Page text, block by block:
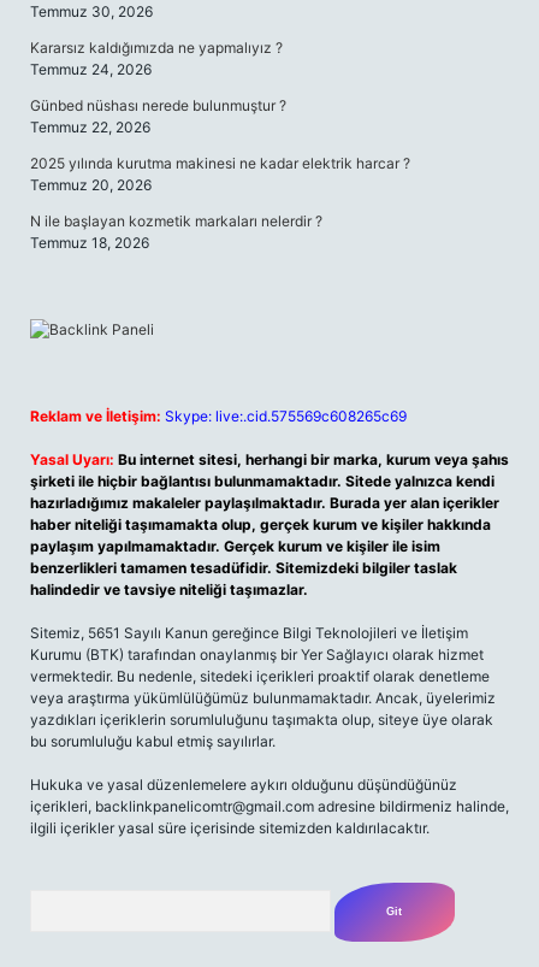
Temmuz 30, 2026
Kararsız kaldığımızda ne yapmalıyız ?
Temmuz 24, 2026
Günbed nüshası nerede bulunmuştur ?
Temmuz 22, 2026
2025 yılında kurutma makinesi ne kadar elektrik harcar ?
Temmuz 20, 2026
N ile başlayan kozmetik markaları nelerdir ?
Temmuz 18, 2026
Reklam ve İletişim: Skype: live:.cid.575569c608265c69
Yasal Uyarı: Bu internet sitesi, herhangi bir marka, kurum veya şahıs
şirketi ile hiçbir bağlantısı bulunmamaktadır. Sitede yalnızca kendi
hazırladığımız makaleler paylaşılmaktadır. Burada yer alan içerikler
haber niteliği taşımamakta olup, gerçek kurum ve kişiler hakkında
paylaşım yapılmamaktadır. Gerçek kurum ve kişiler ile isim
benzerlikleri tamamen tesadüfidir. Sitemizdeki bilgiler taslak
halindedir ve tavsiye niteliği taşımazlar.
Sitemiz, 5651 Sayılı Kanun gereğince Bilgi Teknolojileri ve İletişim
Kurumu (BTK) tarafından onaylanmış bir Yer Sağlayıcı olarak hizmet
vermektedir. Bu nedenle, sitedeki içerikleri proaktif olarak denetleme
veya araştırma yükümlülüğümüz bulunmamaktadır. Ancak, üyelerimiz
yazdıkları içeriklerin sorumluluğunu taşımakta olup, siteye üye olarak
bu sorumluluğu kabul etmiş sayılırlar.
Hukuka ve yasal düzenlemelere aykırı olduğunu düşündüğünüz
içerikleri, backlinkpanelicomtr@gmail.com adresine bildirmeniz halinde,
ilgili içerikler yasal süre içerisinde sitemizden kaldırılacaktır.